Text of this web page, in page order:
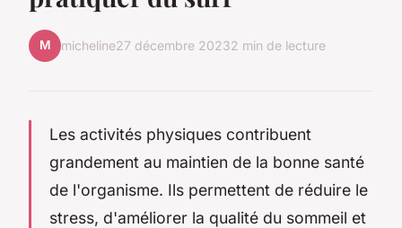
M micheline27 décembre 20232 min de lecture
Les activités physiques contribuent
grandement au maintien de la bonne santé
de l'organisme. Ils permettent de réduire le
stress, d'améliorer la qualité du sommeil et